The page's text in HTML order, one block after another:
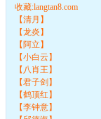
收藏:langtan8.com
【清月】
【龙炎】
【阿立】
【小白云】
【八肖王】
【君子剑】
【鹤顶红】
【李钟意】